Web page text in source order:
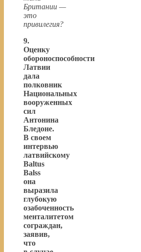
Британии —
это
привилегия?
9.
Оценку
обороноспособности
Латвии
дала
полковник
Национальных
вооруженных
сил
Антонина
Бледоне.
В своем
интервью
латвийскому
Baltus
Balss
она
выразила
глубокую
озабоченность
менталитетом
сограждан,
заявив,
что